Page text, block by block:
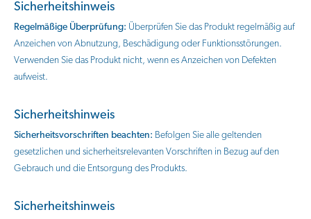
Sicherheitshinweis
Regelmäßige Überprüfung: Überprüfen Sie das Produkt regelmäßig auf
Anzeichen von Abnutzung, Beschädigung oder Funktionsstörungen.
Verwenden Sie das Produkt nicht, wenn es Anzeichen von Defekten
aufweist.
Sicherheitshinweis
Sicherheitsvorschriften beachten: Befolgen Sie alle geltenden
gesetzlichen und sicherheitsrelevanten Vorschriften in Bezug auf den
Gebrauch und die Entsorgung des Produkts.
Sicherheitshinweis